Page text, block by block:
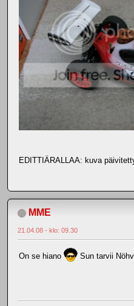
EDITTIÄRALLAA: kuva
MME
21.04.08 - klo: 09.30
On se hiano Sun tarvii